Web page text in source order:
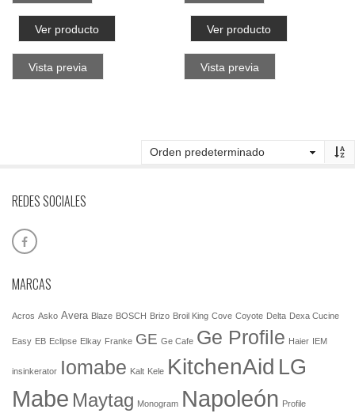
Ver producto
Vista previa
Ver producto
Vista previa
REDES SOCIALES
MARCAS
Acros Asko Avera Blaze BOSCH Brizo Broil King Cove Coyote Delta Dexa Cucine
Easy EB Eclipse Elkay Franke GE Ge Cafe Ge Profile Haier IEM
insinkerator Iomabe Kalt Kele KitchenAid LG
Mabe Maytag Monogram Napoleón Profile